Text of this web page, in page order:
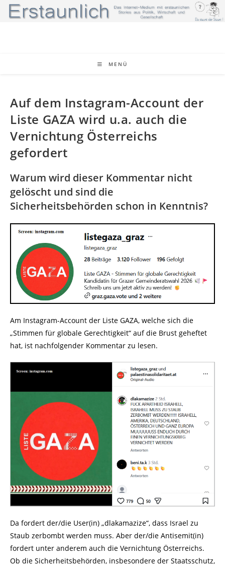
MENÜ
Auf dem Instagram-Account der
Liste GAZA wird u.a. auch die
Vernichtung Österreichs
gefordert
Warum wird dieser Kommentar nicht
gelöscht und sind die
Sicherheitsbehörden schon in Kenntnis?
Am Instagram-Account der Liste GAZA, welche sich die
„Stimmen für globale Gerechtigkeit“ auf die Brust geheftet
hat, ist nachfolgender Kommentar zu lesen.
Da fordert der/die User(in) „dlakamazize“, dass Israel zu
Staub zerbombt werden muss. Aber der/die Antisemit(in)
fordert unter anderem auch die Vernichtung Österreichs.
Ob die Sicherheitsbehörden, insbesondere der Staatsschutz,